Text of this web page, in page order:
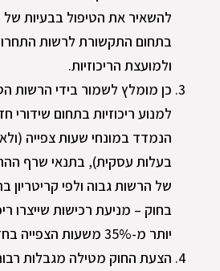
להשאיר את הטיפול בבעיות של
בתחום התקשורת לרשות
ולמועצת הריכוזיות.
כן מומלץ לשמור בידי הרשות
למנוע ריכוזיות בתחום שידורי
הנמדד במונחי שעות צפייה
בעלות עסקית), בתנאי שרף
של הרשות גבוה ולפי קריטריון
בחוק – מניעת רכישות שייצרו
יותר מ-35% משעות הצפייה בחדשות.
הצעת החוק מטילה מגבלות